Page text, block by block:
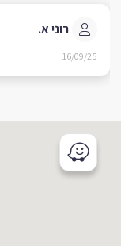
רוני א.
16/09/25